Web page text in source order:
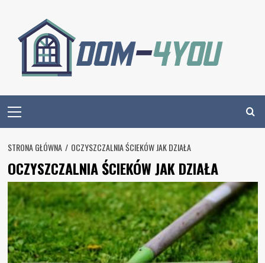
content
Menu
STRONA GŁÓWNA OCZYSZCZALNIA ŚCIEKÓW JAK DZIAŁA
OCZYSZCZALNIA ŚCIEKÓW JAK DZIAŁA